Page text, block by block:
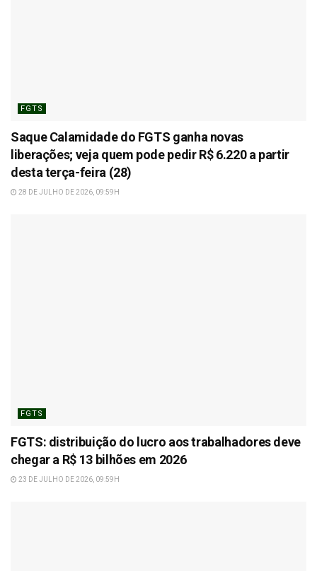
FGTS
Saque Calamidade do FGTS ganha novas
liberações; veja quem pode pedir R$ 6.220 a partir
desta terça-feira (28)
28 DE JULHO DE 2026, 09:59H
FGTS
FGTS: distribuição do lucro aos trabalhadores deve
chegar a R$ 13 bilhões em 2026
23 DE JULHO DE 2026, 09:59H